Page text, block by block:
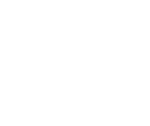
国的业余矿物学家在溪水旁拾起
有部分的沙子是带有磁性的，所
分是什么物质这个问题就成为了
氧化物，可他在书本上却找不到
一位化学家克拉普罗特也同样的
将这种氧化物以奥林匹亚中神灵
有了钛氧化物。